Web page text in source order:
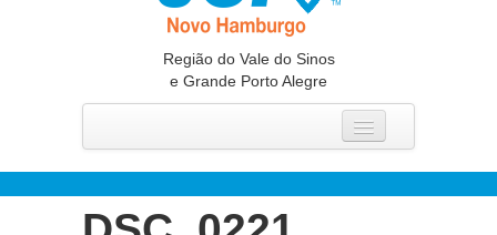
Região do Vale do Sinos
e Grande Porto Alegre